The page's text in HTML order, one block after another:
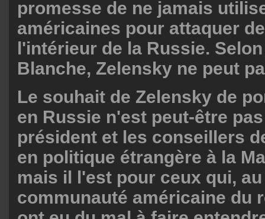
promesse de ne jamais
américaines pour attaquer
l'intérieur de la Russie.
Blanche, Zelensky ne peut
Le souhait de Zelensky de
en Russie n'est peut-être
président et les conseillers
en politique étrangère à la
mais il l'est pour ceux qui,
communauté américaine du